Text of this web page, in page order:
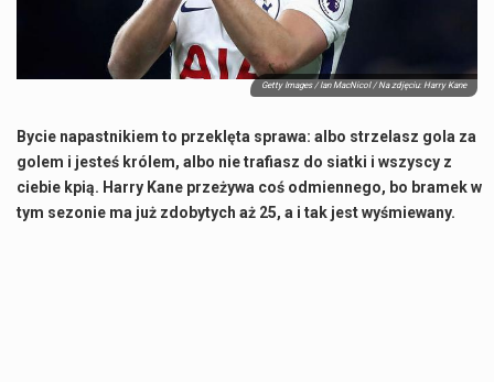
Getty Images / Ian MacNicol / Na zdjęciu: Harry Kane
Bycie napastnikiem to przeklęta sprawa: albo strzelasz gola za
golem i jesteś królem, albo nie trafiasz do siatki i wszyscy z
ciebie kpią. Harry Kane przeżywa coś odmiennego, bo bramek w
tym sezonie ma już zdobytych aż 25, a i tak jest wyśmiewany.